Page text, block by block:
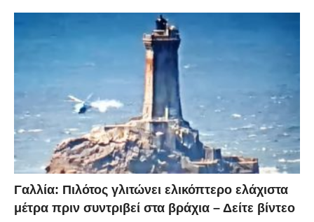
Γαλλία: Πιλότος γλιτώνει ελικόπτερο ελάχιστα
μέτρα πριν συντριβεί στα βράχια – Δείτε βίντεο